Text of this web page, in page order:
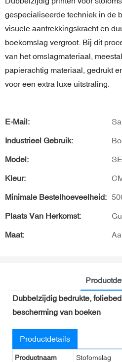
gespecialiseerde techniek in de
visuele aantrekkingskracht en
boekomslag vergroot. Bij dit
van het omslagmateriaal,
papierachtig materiaal, gedrukt
voor een extra luxe uitstraling.
E-Mail:
Industrieel Gebruik:
Model:
Kleur:
Minimale Bestelhoeveelheid:
Plaats Van Herkomst:
Maat:
Dubbelzijdig bedrukte,
bescherming van boeken
Productdetails
Productnaam Stofomslag